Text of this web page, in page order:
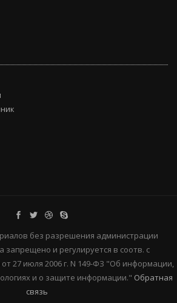
без разрешения администрации
запрещено и регулируется в соотв. с
27 июля 2006 г. N 149-ФЗ "Об информации,
и о защите информации." Обратная
связь